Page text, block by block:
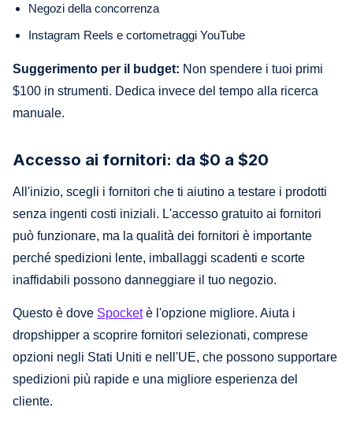
Negozi della concorrenza
Instagram Reels e cortometraggi YouTube
Suggerimento per il budget: Non spendere i tuoi primi
$100 in strumenti. Dedica invece del tempo alla ricerca
manuale.
Accesso ai fornitori: da $0 a $20
All'inizio, scegli i fornitori che ti aiutino a testare i prodotti
senza ingenti costi iniziali. L'accesso gratuito ai fornitori
può funzionare, ma la qualità dei fornitori è importante
perché spedizioni lente, imballaggi scadenti e scorte
inaffidabili possono danneggiare il tuo negozio.
Questo è dove Spocketè l'opzione migliore. Aiuta i
dropshipper a scoprire fornitori selezionati, comprese
opzioni negli Stati Uniti e nell'UE, che possono supportare
spedizioni più rapide e una migliore esperienza del
cliente.